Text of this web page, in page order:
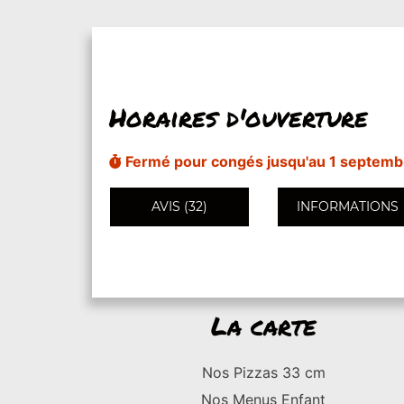
Horaires d'ouverture
Fermé pour congés jusqu'au 1
AVIS (32) INFORMATIONS
La carte
Nos Pizzas 33 cm
Nos Menus Enfant